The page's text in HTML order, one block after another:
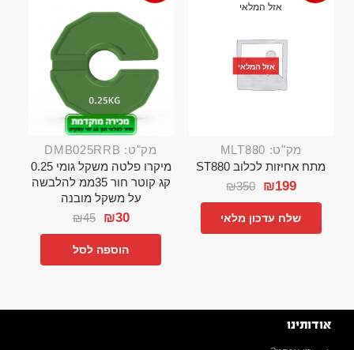
אזל המלאי
אזל המלאי
מק"ט: MLT880
מתח אחיזות לכלוב ST880
₪350 ₪199
שלח עדכון מלאי
מק"ט: DMB025RRB
מיקרו פלטה משקל גומי 0.25
קג קוטר חור 35ממ להלבשה
על משקל מובנה
₪45 ₪30
הוספה לסל
אודותינו